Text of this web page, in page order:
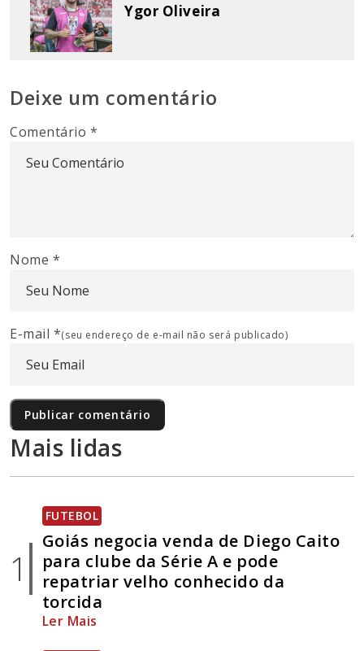
Ygor Oliveira
Deixe um comentário
Comentário*
Nome *
E-mail *(seu endereço de e-mail não será publicado)
Mais lidas
1
FUTEBOL
Goiás negocia venda de Diego Caito
para clube da Série A e pode
repatriar velho conhecido da
torcida
Ler Mais